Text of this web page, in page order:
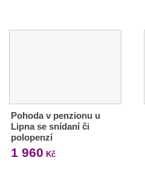
Pohoda v penzionu u
Lipna se snídaní či
polopenzí
1 960 Kč